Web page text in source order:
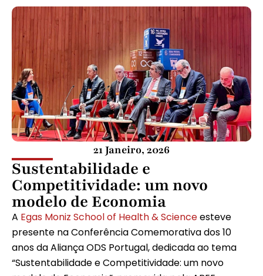
21 Janeiro, 2026
Sustentabilidade e
Competitividade: um novo
modelo de Economia
A Egas Moniz School of Health & Scienceesteve
presente na Conferência Comemorativa dos 10
anos da Aliança ODS Portugal, dedicada ao tema
“Sustentabilidade e Competitividade: um novo